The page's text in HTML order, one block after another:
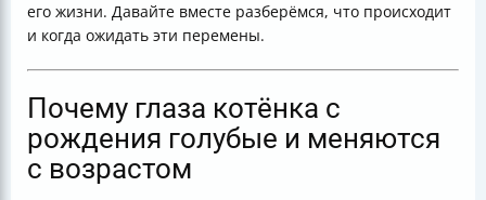
его жизни. Давайте вместе разберёмся, что происходит
и когда ожидать эти перемены.
Почему глаза котёнка с
рождения голубые и меняются
с возрастом